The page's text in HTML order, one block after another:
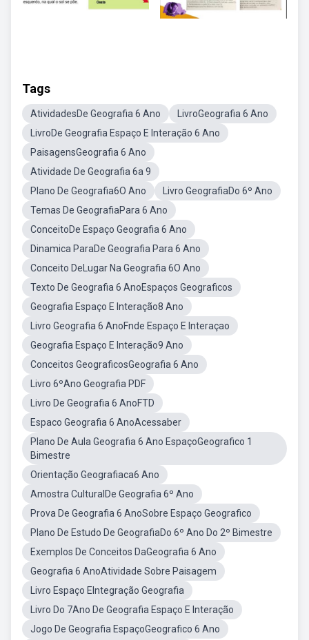
Tags
AtividadesDe Geografia 6 Ano
LivroGeografia 6 Ano
LivroDe Geografia Espaço E Interação 6 Ano
PaisagensGeografia 6 Ano
Atividade De Geografia 6a 9
Plano De Geografia6O Ano
Livro GeografiaDo 6º Ano
Temas De GeografiaPara 6 Ano
ConceitoDe Espaço Geografia 6 Ano
Dinamica ParaDe Geografia Para 6 Ano
Conceito DeLugar Na Geografia 6O Ano
Texto De Geografia 6 AnoEspaços Geograficos
Geografia Espaço E Interação8 Ano
Livro Geografia 6 AnoFnde Espaço E Interaçao
Geografia Espaço E Interação9 Ano
Conceitos GeograficosGeografia 6 Ano
Livro 6ºAno Geografia PDF
Livro De Geografia 6 AnoFTD
Espaco Geografia 6 AnoAcessaber
Plano De Aula Geografia 6 Ano EspaçoGeografico 1
Bimestre
Orientação Geografiaca6 Ano
Amostra CulturalDe Geografia 6º Ano
Prova De Geografia 6 AnoSobre Espaço Geografico
Plano De Estudo De GeografiaDo 6º Ano Do 2º Bimestre
Exemplos De Conceitos DaGeografia 6 Ano
Geografia 6 AnoAtividade Sobre Paisagem
Livro Espaço EIntegração Geografia
Livro Do 7Ano De Geografia Espaço E Interação
Jogo De Geografia EspaçoGeografico 6 Ano